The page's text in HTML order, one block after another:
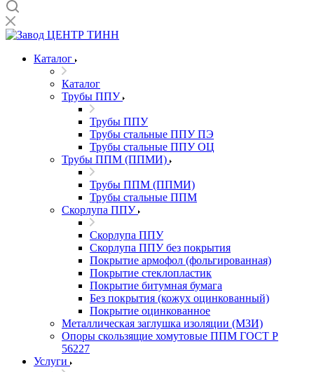
Каталог
Каталог
Трубы ППУ
Трубы ППУ
Трубы стальные ППУ ПЭ
Трубы стальные ППУ ОЦ
Трубы ППМ (ППМИ)
Трубы ППМ (ППМИ)
Трубы стальные ППМ
Скорлупа ППУ
Скорлупа ППУ
Скорлупа ППУ без покрытия
Покрытие армофол (фольгированная)
Покрытие стеклопластик
Покрытие битумная бумага
Без покрытия (кожух оцинкованный)
Покрытие оцинкованное
Металлическая заглушка изоляции (МЗИ)
Опоры скользящие хомутовые ППМ ГОСТ Р
56227
Услуги